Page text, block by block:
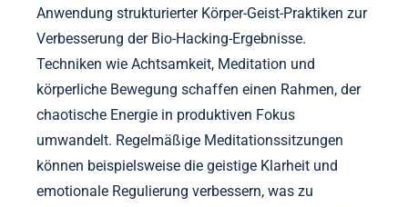
Anwendung strukturierter Körper-Geist-Praktiken zur
Verbesserung der Bio-Hacking-Ergebnisse.
Techniken wie Achtsamkeit, Meditation und
körperliche Bewegung schaffen einen Rahmen, der
chaotische Energie in produktiven Fokus
umwandelt. Regelmäßige Meditationssitzungen
können beispielsweise die geistige Klarheit und
emotionale Regulierung verbessern, was zu